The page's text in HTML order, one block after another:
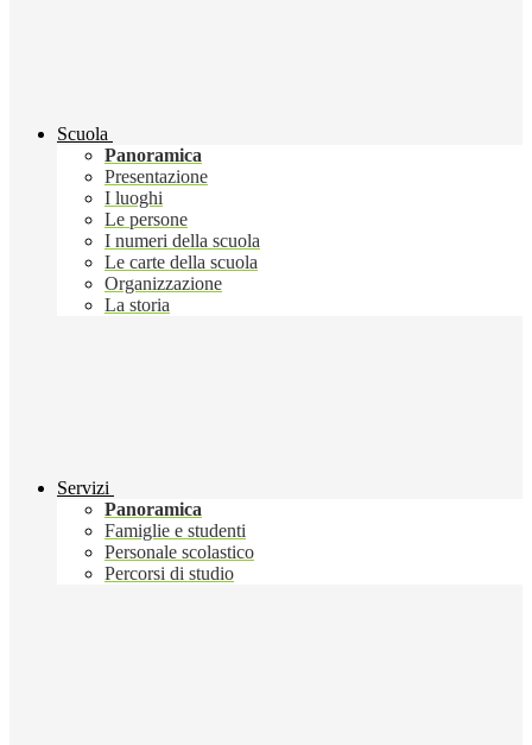
Scuola
Panoramica
Presentazione
I luoghi
Le persone
I numeri della scuola
Le carte della scuola
Organizzazione
La storia
Servizi
Panoramica
Famiglie e studenti
Personale scolastico
Percorsi di studio